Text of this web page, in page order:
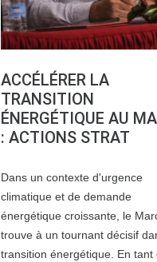
ACCÉLÉRER LA
TRANSITION
ÉNERGÉTIQUE AU
: ACTIONS STRAT
Dans un contexte d'urgence
climatique et de demande
énergétique croissante, le
trouve à un tournant décisif
transition énergétique. En tant